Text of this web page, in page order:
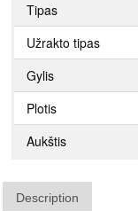
Tipas
Užrakto tipas
Gylis
Plotis
Aukštis
Description